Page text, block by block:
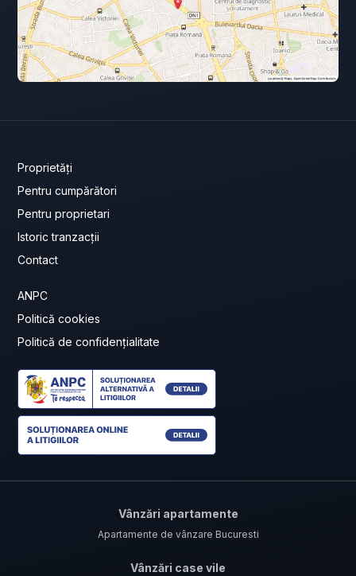
Proprietăți
Pentru cumpărători
Pentru proprietari
Istoric tranzacții
Contact
ANPC
Politică cookies
Politică de confidențialitate
Vânzări apartamente
Apartamente de vânzare Bucuresti
Vânzări case vile